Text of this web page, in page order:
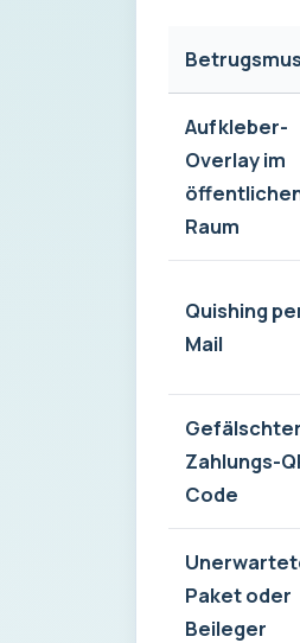
Aufkleber-
Overlay im
Raum
Quishing
Mail
Gefälschter
Zahlungs-
Code
Paket oder
Beileger